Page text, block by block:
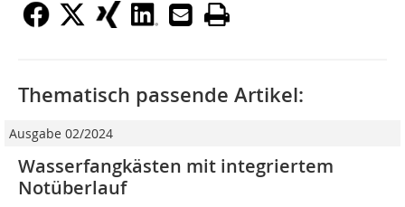
Thematisch passende Artikel:
Ausgabe 02/2024
Wasserfangkästen mit integriertem
Notüberlauf